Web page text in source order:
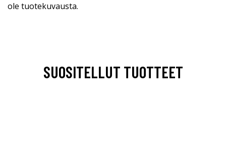
ole tuotekuvausta.
SUOSITELLUT TUOTTEET